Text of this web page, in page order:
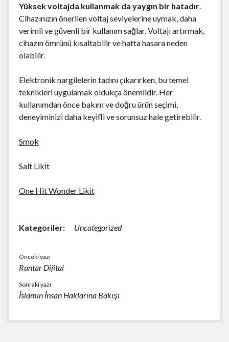
Yüksek voltajda kullanmak da yaygın bir hatadır.
Cihazınızın önerilen voltaj seviyelerine uymak, daha
verimli ve güvenli bir kullanım sağlar. Voltajı artırmak,
cihazın ömrünü kısaltabilir ve hatta hasara neden
olabilir.
Elektronik nargilelerin tadını çıkarırken, bu temel
teknikleri uygulamak oldukça önemlidir. Her
kullanımdan önce bakım ve doğru ürün seçimi,
deneyiminizi daha keyifli ve sorunsuz hale getirebilir.
Smok
Salt Likit
One Hit Wonder Likit
Kategoriler: Uncategorized
Önceki yazı
Rantar Dijital
Sonraki yazı
İslamın İnsan Haklarına Bakışı